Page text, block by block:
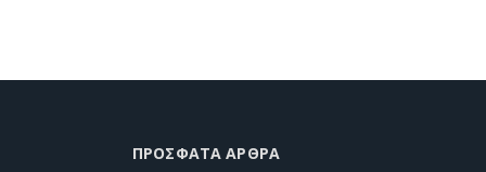
ΠΡΌΣΦΑΤΑ ΆΡΘΡΑ